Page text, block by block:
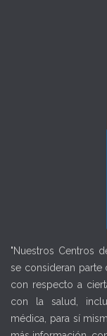
"Nuestros Centros
se consideran parte
con respecto a
con la salud,
médica, para sí